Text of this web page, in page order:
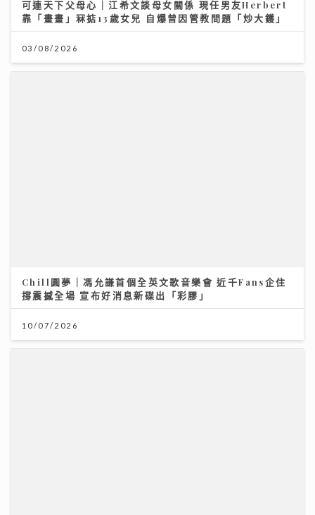
可連天下父母心｜江希文談母女關係 現任男友Herbert
靠「畫畫」冧掂13歲女兒 自爆曾因管教問題「炒大鑊」
03/08/2026
Chill圓夢｜馮允謙首個全英文歌音樂會 近千Fans企住
撐震撼全場 宣布好消息新碟出「彩膠」
10/07/2026